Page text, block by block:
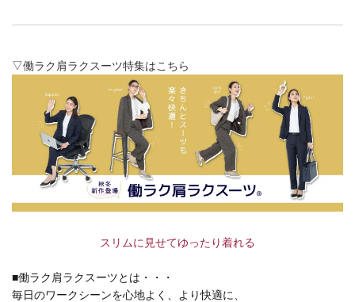
▽働ラク肩ラクスーツ特集はこちら
スリムに見せてゆったり着れる
■働ラク肩ラクスーツとは・・・
毎日のワークシーンを心地よく、より快適に、